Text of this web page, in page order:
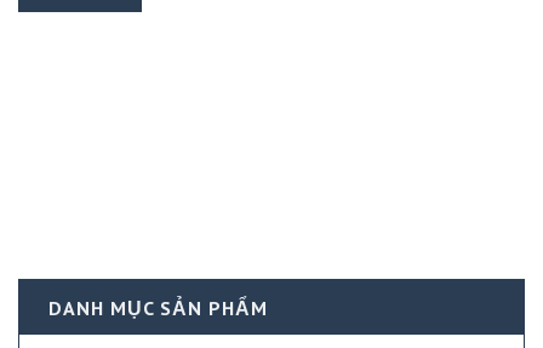
DANH MỤC SẢN PHẨM